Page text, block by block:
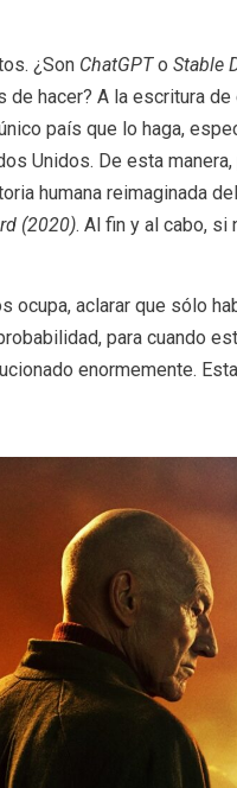
¿Son ChatGPTo Stable
hacer? A la escritura
país que lo haga,
Unidos. De esta
humana reimaginada
(2020). Al fin y al cabo, si
ocupa, aclarar que sólo
para cuando
enormemente.